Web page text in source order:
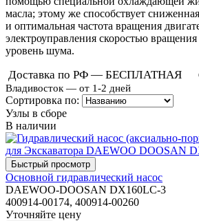
масла; этому же способствует
и оптимальная частота вращения
электроуправления скоростью
уровень шума.
Доставка по РФ — БЕСПЛАТНАЯ
Владивосток — от 1-2 дней
Сортировка по:
Узлы в сборе
В наличии
Основной гидравлический насос
DAEWOO-DOOSAN DX160LC-3
400914-00174, 400914-00260
Уточняйте цену